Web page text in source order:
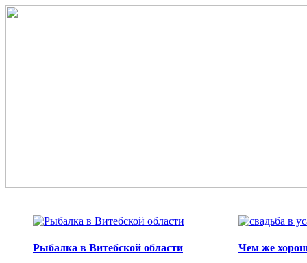
Перейти к основному содержанию
Рыбалка в Витебской области Чем же